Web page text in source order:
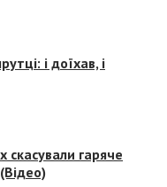
і доїхав, і
скасували гаряче